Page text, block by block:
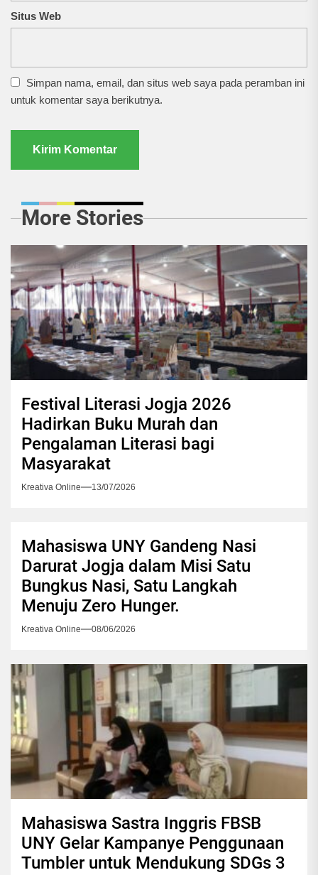
Situs Web
Simpan nama, email, dan situs web saya pada peramban ini
untuk komentar saya berikutnya.
More Stories
Festival Literasi Jogja 2026
Hadirkan Buku Murah dan
Pengalaman Literasi bagi
Masyarakat
Kreativa Online 13/07/2026
Mahasiswa UNY Gandeng Nasi
Darurat Jogja dalam Misi Satu
Bungkus Nasi, Satu Langkah
Menuju Zero Hunger.
Kreativa Online 08/06/2026
Mahasiswa Sastra Inggris FBSB
UNY Gelar Kampanye Penggunaan
Tumbler untuk Mendukung SDGs 3